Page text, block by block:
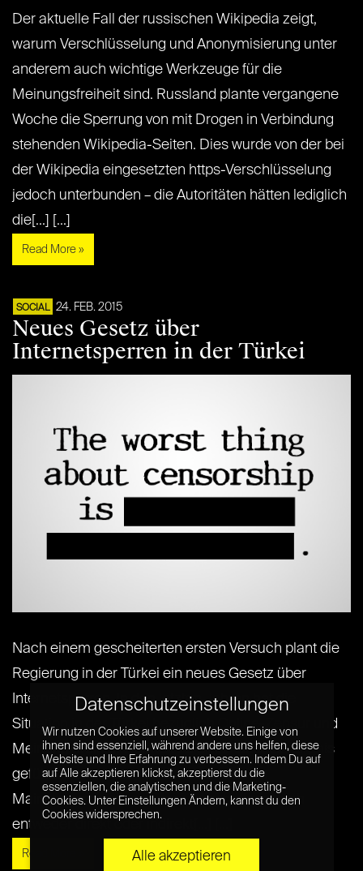
Der aktuelle Fall der russischen Wikipedia zeigt,
warum Verschlüsselung und Anonymisierung unter
anderem auch wichtige Werkzeuge für die
Meinungsfreiheit sind. Russland plante vergangene
Woche die Sperrung von mit Drogen in Verbindung
stehenden Wikipedia-Seiten. Dies wurde von der bei
der Wikipedia eingesetzten https-Verschlüsselung
jedoch unterbunden – die Autoritäten hätten lediglich
die[...] [...]
Read More »
SOCIAL 24. FEB. 2015
Neues Gesetz über
Internetsperren in der Türkei
Nach einem gescheiterten ersten Versuch plant die
Regierung in der Türkei ein neues Gesetz über
Internetsperren. In den letzten Jahren hat die
Situation in der Türkei bezüglich Online-Zensur und
Meinungsfreiheit weltweit zu ernsthafter Besorgnis
geführt. Der größte Teil der traditionellen
Mainstreammedien in der Türkei befindet sich
entweder direkt oder indirekt[...] [...]
Read More »
Datenschutzeinstellungen
Wir nutzen Cookies auf unserer Website. Einige von
ihnen sind essenziell, während andere uns helfen, diese
Website und Ihre Erfahrung zu verbessern. Indem Du auf
auf Alle akzeptieren klickst, akzeptierst du die
essenziellen, die analytischen und die Marketing-
Cookies. Unter Einstellungen Ändern, kannst du den
Cookies widersprechen.
Alle akzeptieren